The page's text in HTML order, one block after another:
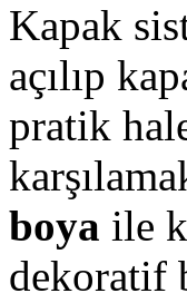
Kapak
açılıp
pratik
boya ile
dekoratif